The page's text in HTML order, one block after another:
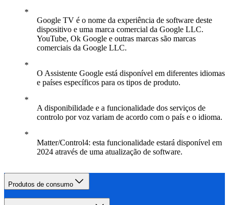
Google TV é o nome da experiência de software deste
dispositivo e uma marca comercial da Google LLC.
YouTube, Ok Google e outras marcas são marcas
comerciais da Google LLC.
O Assistente Google está disponível em diferentes idiomas
e países específicos para os tipos de produto.
A disponibilidade e a funcionalidade dos serviços de
controlo por voz variam de acordo com o país e o idioma.
Matter/Control4: esta funcionalidade estará disponível em
2024 através de uma atualização de software.
Produtos de consumo